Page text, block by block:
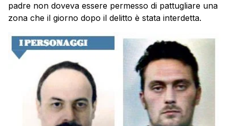
padre non doveva essere permesso di pattugliare una
zona che il giorno dopo il delitto è stata interdetta.